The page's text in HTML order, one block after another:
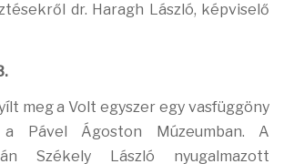
dr. Haragh László, képviselő
meg a Volt egyszer egy vasfüggöny
Pável Ágoston Múzeumban. A
Székely László nyugalmazott